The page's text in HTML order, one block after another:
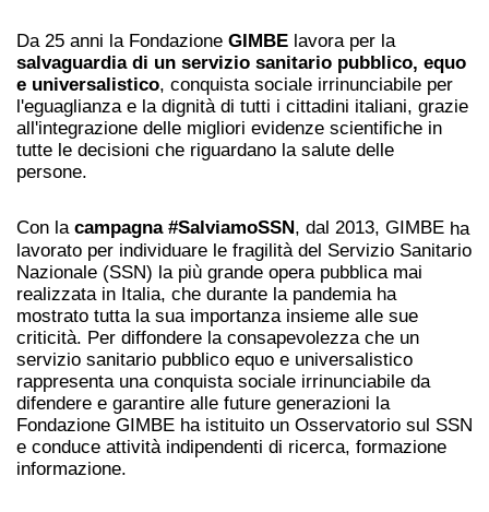
Da 25 anni la Fondazione GIMBE lavora per la
salvaguardia di un servizio sanitario pubblico, equo
e universalistico, conquista sociale irrinunciabile per
l'eguaglianza e la dignità di tutti i cittadini italiani, grazie
all'integrazione delle migliori evidenze scientifiche in
tutte le decisioni che riguardano la salute delle
persone.
Con la campagna #SalviamoSSN, dal 2013, GIMBE ha
lavorato per individuare le fragilità del Servizio Sanitario
Nazionale (SSN) la più grande opera pubblica mai
realizzata in Italia, che durante la pandemia ha
mostrato tutta la sua importanza insieme alle sue
criticità. Per diffondere la consapevolezza che un
servizio sanitario pubblico equo e universalistico
rappresenta una conquista sociale irrinunciabile da
difendere e garantire alle future generazioni la
Fondazione GIMBE ha istituito un Osservatorio sul SSN
e conduce attività indipendenti di ricerca, formazione
informazione.